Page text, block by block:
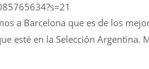
a Barcelona que es de los
esté en la Selección Argentina.